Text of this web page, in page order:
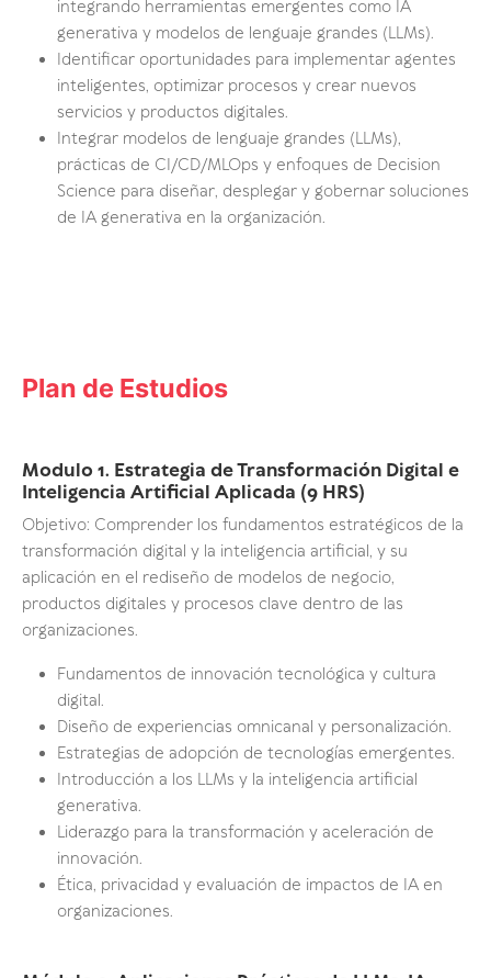
integrando herramientas emergentes como IA
generativa y modelos de lenguaje grandes (LLMs).
Identificar oportunidades para implementar agentes
inteligentes, optimizar procesos y crear nuevos
servicios y productos digitales.
Integrar modelos de lenguaje grandes (LLMs),
prácticas de CI/CD/MLOps y enfoques de Decision
Science para diseñar, desplegar y gobernar soluciones
de IA generativa en la organización.
Plan de Estudios
Modulo 1. Estrategia de Transformación Digital e
Inteligencia Artificial Aplicada (9 HRS)
Objetivo: Comprender los fundamentos estratégicos de la
transformación digital y la inteligencia artificial, y su
aplicación en el rediseño de modelos de negocio,
productos digitales y procesos clave dentro de las
organizaciones.
Fundamentos de innovación tecnológica y cultura
digital.
Diseño de experiencias omnicanal y personalización.
Estrategias de adopción de tecnologías emergentes.
Introducción a los LLMs y la inteligencia artificial
generativa.
Liderazgo para la transformación y aceleración de
innovación.
Ética, privacidad y evaluación de impactos de IA en
organizaciones.